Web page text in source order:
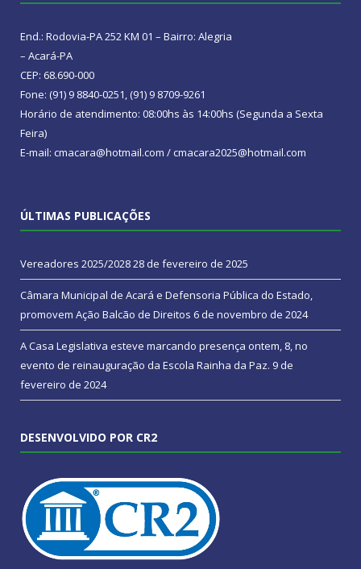
End.: Rodovia-PA 252 KM 01 – Bairro: Alegria
– Acará-PA
CEP: 68.690-000
Fone: (91) 9 8840-0251, (91) 9 8709-9261
Horário de atendimento: 08:00hs às 14:00hs (Segunda a Sexta
Feira)
E-mail: cmacara@hotmail.com / cmacara2025@hotmail.com
ÚLTIMAS PUBLICAÇÕES
Vereadores 2025/202828 de fevereiro de 2025
Câmara Municipal de Acará e Defensoria Pública do Estado,
promovem Ação Balcão de Direitos 6 de novembro de 2024
A Casa Legislativa esteve marcando presença ontem, 8, no
evento de reinauguração da Escola Rainha da Paz. 9 de
fevereiro de 2024
DESENVOLVIDO POR CR2